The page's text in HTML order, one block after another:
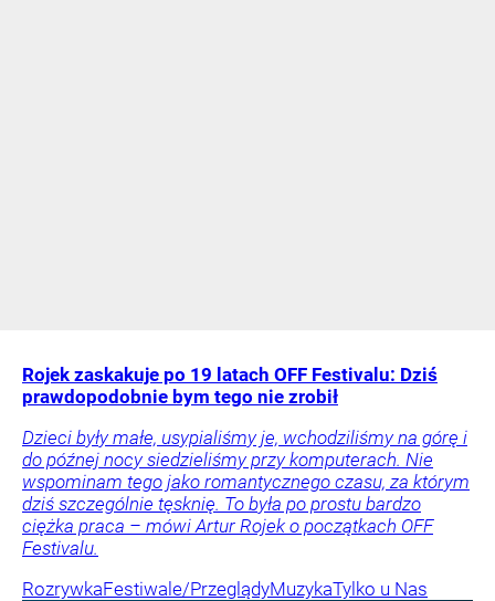
Rojek zaskakuje po 19 latach OFF Festivalu: Dziś
prawdopodobnie bym tego nie zrobił
Dzieci były małe, usypialiśmy je, wchodziliśmy na górę i
do późnej nocy siedzieliśmy przy komputerach. Nie
wspominam tego jako romantycznego czasu, za którym
dziś szczególnie tęsknię. To była po prostu bardzo
ciężka praca – mówi Artur Rojek o początkach OFF
Festivalu.
RozrywkaFestiwale/PrzeglądyMuzykaTylko u Nas